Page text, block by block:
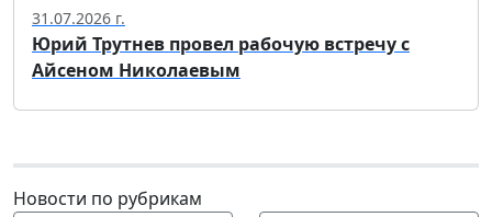
31.07.2026 г.
Юрий Трутнев провел рабочую встречу с
Айсеном Николаевым
Новости по рубрикам